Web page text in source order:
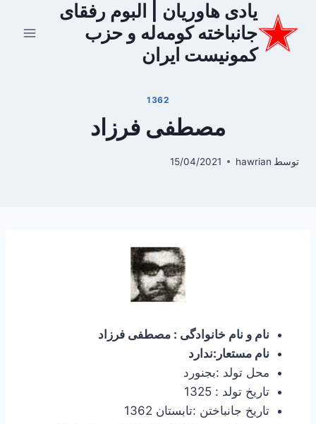
محتوا
یادی هاوریان | البوم رفقای
جانباخته کومه‌له و حزب
کمونیست ایران
1362
مصطفی فرزاد
توسط hawrian
15/04/2021
نام و نام خانوادگی : مصطفی فرزاد
نام مستعار:ندارد
محل تولد :بجنورد
تاریخ تولد : 1325
تاریخ جانباختن :تابستان 1362